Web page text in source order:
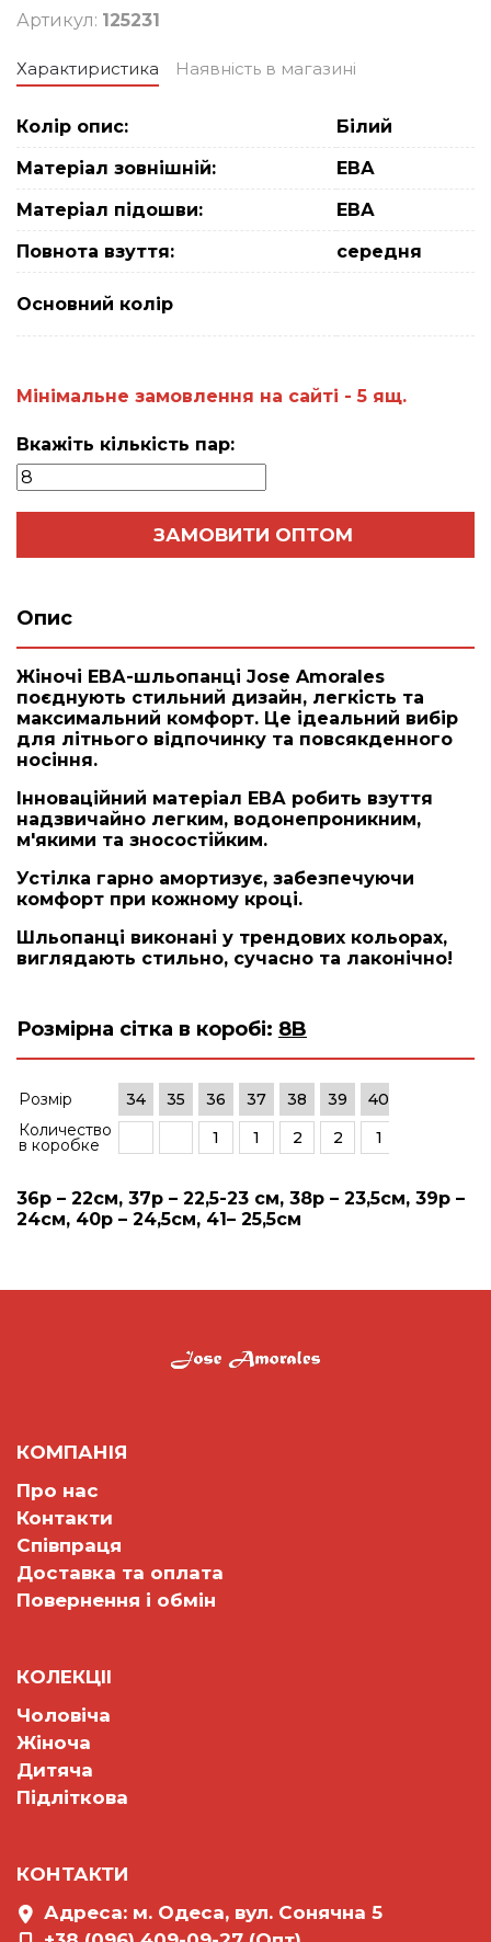
Артикул: 125231
Характиристика Наявність в магазині
Колір опис:
Білий
Матеріал зовнішній:
ЕВА
Матеріал підошви:
ЕВА
Повнота взуття:
середня
Основний колiр
Мiнiмальне замовлення на сайтi - 5 ящ.
Вкажіть кількість пар:
ЗАМОВИТИ ОПТОМ
Опис
Жіночі ЕВА-шльопанці Jose Amorales
поєднують стильний дизайн, легкість та
максимальний комфорт. Це ідеальний вибір
для літнього відпочинку та повсякденного
носіння.
Інноваційний матеріал ЕВА робить взуття
надзвичайно легким, водонепроникним,
м'якими та зносостійким.
Устілка гарно амортизує, забезпечуючи
комфорт при кожному кроці.
Шльопанці виконані у трендових кольорах,
виглядають стильно, сучасно та лаконічно!
Розмірна сітка в коробі: 8B
Розмір 34 35 36 37 38 39 40
Количество
в коробке 1 1 2 2 1
36р – 22см, 37р – 22,5-23 см, 38р – 23,5см, 39р –
24см, 40р – 24,5см, 41– 25,5см
КОМПАНІЯ
Про нас
Контакти
Співпраця
Доставка та оплата
Повернення і обмін
КОЛЕКЦII
Чоловіча
Жіноча
Дитяча
Підліткова
КОНТАКТИ
Адреса: м. Одеса, вул. Сонячна 5